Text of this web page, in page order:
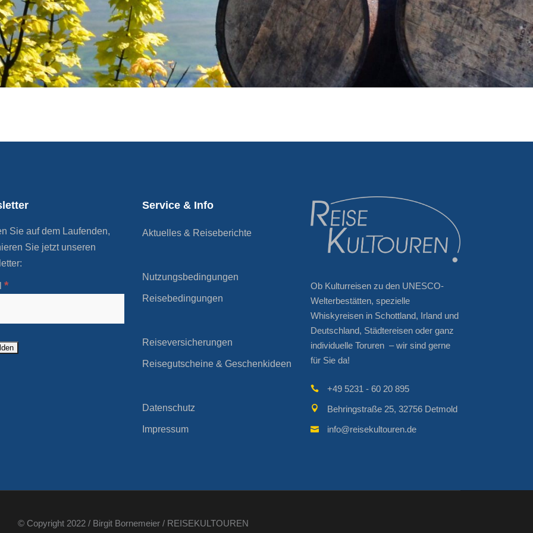
Küste
Whiskyseminar
Masterclass Schottland
BOTTLE MARKET Bremen
Whiskymesse Villingen
REISEKULTOUREN-
Apartments Detmold
Sie auf dem Laufenden,
Sie jetzt unseren
*
Service & Info
Aktuelles & Reiseberichte
Nutzungsbedingungen
Reisebedingungen
Reiseversicherungen
Reisegutscheine & Geschenkideen
Datenschutz
Impressum
Ob Kulturreisen zu den UNESCO-
Welterbestätten, spezielle
Whiskyreisen in Schottland, Irland und
Deutschland, Städtereisen oder ganz
individuelle Toruren – wir sind gerne
für Sie da!
+49 5231 - 60 20 895
Behringstraße 25, 32756 Detmold
info@reisekultouren.de
© Copyright 2022 / Birgit Bornemeier / REISEKULTOUREN